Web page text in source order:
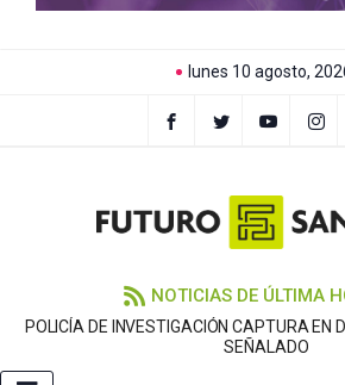
lunes 10 agosto,
NOTICIAS DE ÚLTIMA
POLICÍA DE INVESTIGACIÓN CAPTURA EN
SEÑALADO